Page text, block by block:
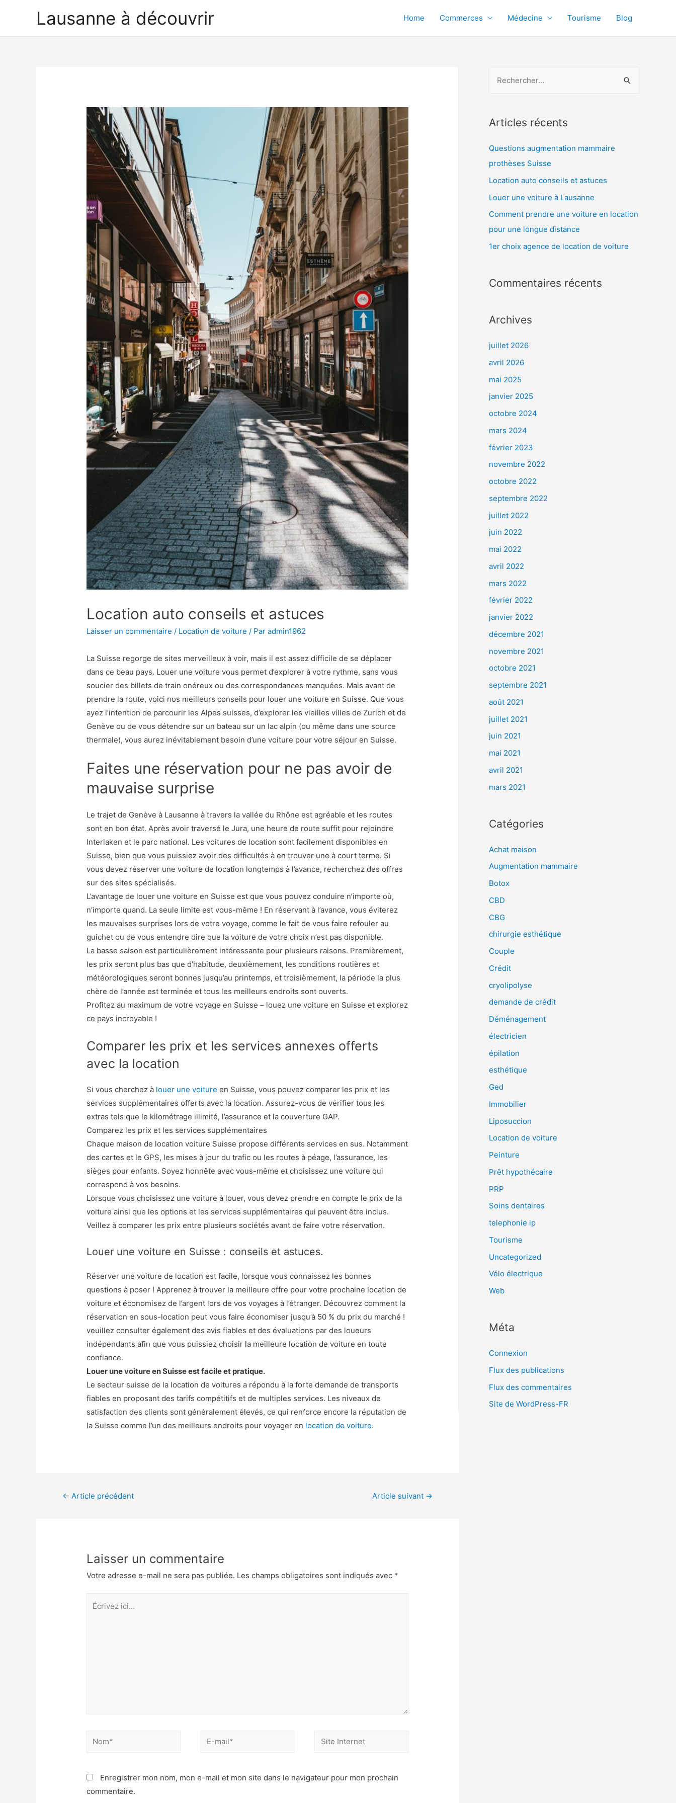
Lausanne à découvrir Home Commerces Médecine Tourisme Blog
Location auto conseils et astuces
Laisser un commentaire / Location de voiture / Paradmin1962
La Suisse regorge de sites merveilleux à voir, mais il est assez difficile de se déplacer
dans ce beau pays. Louer une voiture vous permet d’explorer à votre rythme, sans vous
soucier des billets de train onéreux ou des correspondances manquées. Mais avant de
prendre la route, voici nos meilleurs conseils pour louer une voiture en Suisse. Que vous
ayez l’intention de parcourir les Alpes suisses, d’explorer les vieilles villes de Zurich et de
Genève ou de vous détendre sur un bateau sur un lac alpin (ou même dans une source
thermale), vous aurez inévitablement besoin d’une voiture pour votre séjour en Suisse.
Faites une réservation pour ne pas avoir de
mauvaise surprise
Le trajet de Genève à Lausanne à travers la vallée du Rhône est agréable et les routes
sont en bon état. Après avoir traversé le Jura, une heure de route suffit pour rejoindre
Interlaken et le parc national. Les voitures de location sont facilement disponibles en
Suisse, bien que vous puissiez avoir des difficultés à en trouver une à court terme. Si
vous devez réserver une voiture de location longtemps à l’avance, recherchez des offres
sur des sites spécialisés.
L’avantage de louer une voiture en Suisse est que vous pouvez conduire n’importe où,
n’importe quand. La seule limite est vous-même ! En réservant à l’avance, vous éviterez
les mauvaises surprises lors de votre voyage, comme le fait de vous faire refouler au
guichet ou de vous entendre dire que la voiture de votre choix n’est pas disponible.
La basse saison est particulièrement intéressante pour plusieurs raisons. Premièrement,
les prix seront plus bas que d’habitude, deuxièmement, les conditions routières et
météorologiques seront bonnes jusqu’au printemps, et troisièmement, la période la plus
chère de l’année est terminée et tous les meilleurs endroits sont ouverts.
Profitez au maximum de votre voyage en Suisse – louez une voiture en Suisse et explorez
ce pays incroyable !
Comparer les prix et les services annexes offerts
avec la location
Si vous cherchez à louer une voiture en Suisse, vous pouvez comparer les prix et les
services supplémentaires offerts avec la location. Assurez-vous de vérifier tous les
extras tels que le kilométrage illimité, l’assurance et la couverture GAP.
Comparez les prix et les services supplémentaires
Chaque maison de location voiture Suisse propose différents services en sus. Notamment
des cartes et le GPS, les mises à jour du trafic ou les routes à péage, l’assurance, les
sièges pour enfants. Soyez honnête avec vous-même et choisissez une voiture qui
correspond à vos besoins.
Lorsque vous choisissez une voiture à louer, vous devez prendre en compte le prix de la
voiture ainsi que les options et les services supplémentaires qui peuvent être inclus.
Veillez à comparer les prix entre plusieurs sociétés avant de faire votre réservation.
Louer une voiture en Suisse : conseils et astuces.
Réserver une voiture de location est facile, lorsque vous connaissez les bonnes
questions à poser ! Apprenez à trouver la meilleure offre pour votre prochaine location de
voiture et économisez de l’argent lors de vos voyages à l’étranger. Découvrez comment la
réservation en sous-location peut vous faire économiser jusqu’à 50 % du prix du marché !
veuillez consulter également des avis fiables et des évaluations par des loueurs
indépendants afin que vous puissiez choisir la meilleure location de voiture en toute
confiance.
Louer une voiture en Suisse est facile et pratique.
Le secteur suisse de la location de voitures a répondu à la forte demande de transports
fiables en proposant des tarifs compétitifs et de multiples services. Les niveaux de
satisfaction des clients sont généralement élevés, ce qui renforce encore la réputation de
la Suisse comme l’un des meilleurs endroits pour voyager en location de voiture.
Navigation
← Article précédent Article suivant →
Laisser un commentaire
Votre adresse e-mail ne sera pas publiée. Les champs obligatoires sont indiqués avec *
Écrivez
Nom*
E-
Site
Enregistrer mon nom, mon e-mail et mon site dans le navigateur pour mon prochain
commentaire.
h
r
c
h
e
r
Articles récents
Questions augmentation mammaire
prothèses Suisse
Location auto conseils et astuces
Louer une voiture à Lausanne
Comment prendre une voiture en location
pour une longue distance
1er choix agence de location de voiture
Commentaires récents
Archives
juillet 2026
avril 2026
mai 2025
janvier 2025
octobre 2024
mars 2024
février 2023
novembre 2022
octobre 2022
septembre 2022
juillet 2022
juin 2022
mai 2022
avril 2022
mars 2022
février 2022
janvier 2022
décembre 2021
novembre 2021
octobre 2021
septembre 2021
août 2021
juillet 2021
juin 2021
mai 2021
avril 2021
mars 2021
Catégories
Achat maison
Augmentation mammaire
Botox
CBD
CBG
chirurgie esthétique
Couple
Crédit
cryolipolyse
demande de crédit
Déménagement
électricien
épilation
esthétique
Ged
Immobilier
Liposuccion
Location de voiture
Peinture
Prêt hypothécaire
PRP
Soins dentaires
telephonie ip
Tourisme
Uncategorized
Vélo électrique
Web
Méta
Connexion
Flux des publications
Flux des commentaires
Site de WordPress-FR